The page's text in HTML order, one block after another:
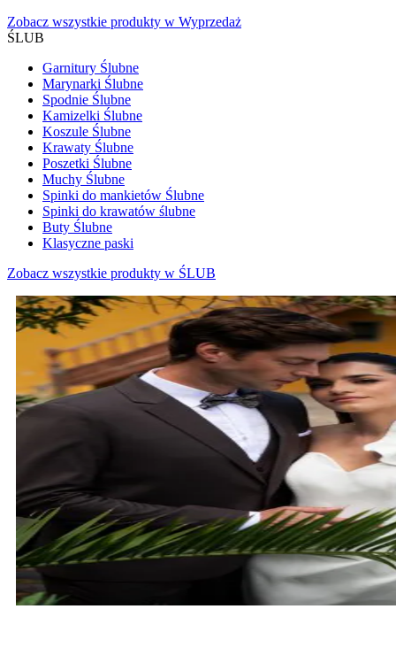
Zobacz wszystkie produkty w Wyprzedaż
ŚLUB
Garnitury Ślubne
Marynarki Ślubne
Spodnie Ślubne
Kamizelki Ślubne
Koszule Ślubne
Krawaty Ślubne
Poszetki Ślubne
Muchy Ślubne
Spinki do mankietów Ślubne
Spinki do krawatów ślubne
Buty Ślubne
Klasyczne paski
Zobacz wszystkie produkty w ŚLUB